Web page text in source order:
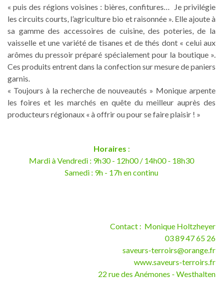
« puis des régions voisines : bières, confitures… Je privilégie
les circuits courts, l’agriculture bio et raisonnée ». Elle ajoute à
sa gamme des accessoires de cuisine, des poteries, de la
vaisselle et une variété de tisanes et de thés dont « celui aux
arômes du pressoir préparé spécialement pour la boutique ».
Ces produits entrent dans la confection sur mesure de paniers
garnis.
« Toujours à la recherche de nouveautés » Monique arpente
les foires et les marchés en quête du meilleur auprès des
producteurs régionaux « à offrir ou pour se faire plaisir ! »
Horaires :
Mardi à Vendredi : 9h30 - 12h00 / 14h00 - 18h30
Samedi : 9h - 17h en continu
Contact : Monique Holtzheyer
03 89 47 65 26
saveurs-terroirs@orange.fr
www.saveurs-terroirs.fr
22 rue des Anémones - Westhalten